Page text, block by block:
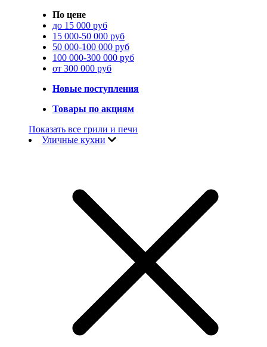
По цене
до 15 000 руб
15 000-50 000 руб
50 000-100 000 руб
100 000-300 000 руб
от 300 000 руб
Новые поступления
Товары по акциям
Показать все грили и печи
Уличные кухни